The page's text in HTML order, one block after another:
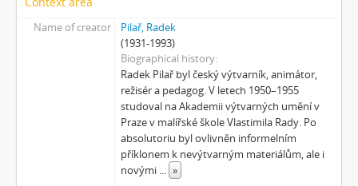
Name of creator
Pilař, Radek
(1931-1993)
Biographical history
Radek Pilař byl český výtvarník, animátor,
režisér a pedagog. V letech 1950–1955
studoval na Akademii výtvarných umění v
Praze v malířské škole Vlastimila Rady. Po
absolutoriu byl ovlivněn informelním
příklonem k nevýtvarným materiálům, ale i
novými
»